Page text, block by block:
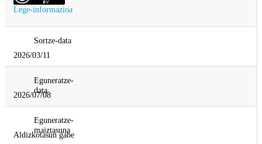
Lege-informazioa
Sortze-data
2026/03/11
Eguneratze-
data
2026/07/08
Eguneratze-
maiztasuna
Aldizkotasun gabe